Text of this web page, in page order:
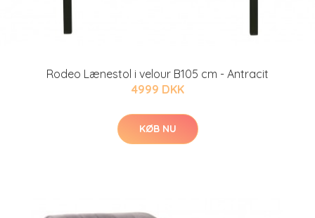
Rodeo Lænestol i velour B105 cm - Antracit
4999 DKK
KØB NU